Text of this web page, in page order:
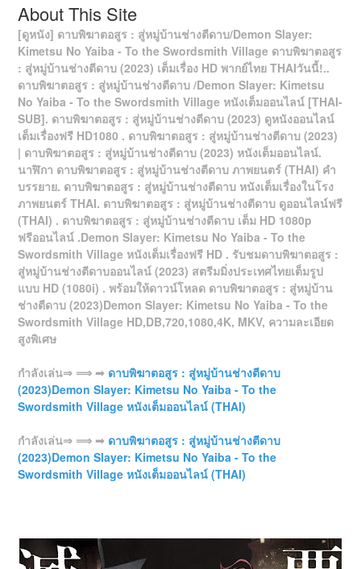
About This Site
[ดูหนัง] ดาบพิฆาตอสูร : สู่หมู่บ้านช่างตีดาบ/Demon Slayer:
Kimetsu No Yaiba - To the Swordsmith Village ดาบพิฆาตอสูร
: สู่หมู่บ้านช่างตีดาบ (2023) เต็มเรื่อง HD พากย์ไทย THAIวันนี้!..
ดาบพิฆาตอสูร : สู่หมู่บ้านช่างตีดาบ /Demon Slayer: Kimetsu
No Yaiba - To the Swordsmith Village หนังเต็มออนไลน์ [THAI-
SUB]. ดาบพิฆาตอสูร : สู่หมู่บ้านช่างตีดาบ (2023) ดูหนังออนไลน์
เต็มเรื่องฟรี HD1080 . ดาบพิฆาตอสูร : สู่หมู่บ้านช่างตีดาบ (2023)
| ดาบพิฆาตอสูร : สู่หมู่บ้านช่างตีดาบ (2023) หนังเต็มออนไลน์.
นาฬิกา ดาบพิฆาตอสูร : สู่หมู่บ้านช่างตีดาบ ภาพยนตร์ (THAI) คำ
บรรยาย. ดาบพิฆาตอสูร : สู่หมู่บ้านช่างตีดาบ หนังเต็มเรื่องในโรง
ภาพยนตร์ THAI. ดาบพิฆาตอสูร : สู่หมู่บ้านช่างตีดาบ ดูออนไลน์ฟรี
(THAI) . ดาบพิฆาตอสูร : สู่หมู่บ้านช่างตีดาบ เต็ม HD 1080p
ฟรีออนไลน์ .Demon Slayer: Kimetsu No Yaiba - To the
Swordsmith Village หนังเต็มเรื่องฟรี HD . รับชมดาบพิฆาตอสูร :
สู่หมู่บ้านช่างตีดาบออนไลน์ (2023) สตรีมมิ่งประเทศไทยเต็มรูป
แบบ HD (1080i) . พร้อมให้ดาวน์โหลด ดาบพิฆาตอสูร : สู่หมู่บ้าน
ช่างตีดาบ (2023)Demon Slayer: Kimetsu No Yaiba - To the
Swordsmith Village HD,DB,720,1080,4K, MKV, ความละเอียด
สูงพิเศษ
กำลังเล่น⇒ ⟹ ➟ ดาบพิฆาตอสูร : สู่หมู่บ้านช่างตีดาบ
(2023)Demon Slayer: Kimetsu No Yaiba - To the
Swordsmith Village หนังเต็มออนไลน์ (THAI)
กำลังเล่น⇒ ⟹ ➟ ดาบพิฆาตอสูร : สู่หมู่บ้านช่างตีดาบ
(2023)Demon Slayer: Kimetsu No Yaiba - To the
Swordsmith Village หนังเต็มออนไลน์ (THAI)